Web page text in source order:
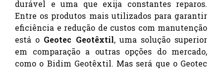
durável e uma que exija constantes reparos.
Entre os produtos mais utilizados para garantir
eficiência e redução de custos com manutenção
está o Geotec Geotêxtil, uma solução superior
em comparação a outras opções do mercado,
como o Bidim Geotêxtil. Mas será que o Geotec